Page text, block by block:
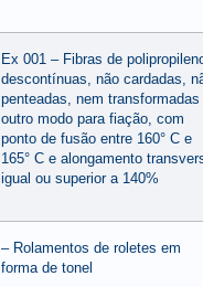
Ex 001 – Fibras de
descontínuas, não cardadas,
penteadas, nem transformadas
outro modo para fiação, com
ponto de fusão entre 160° C e
165° C e alongamento
igual ou superior a 140%
– Rolamentos de roletes em
forma de tonel